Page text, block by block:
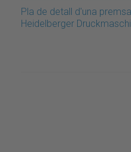
Pla de detall d'una
Heidelberger